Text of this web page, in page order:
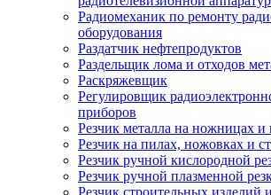
Радиомеханик по ремонту
оборудования
Раздатчик нефтепродуктов
Раздельщик лома и отходов
Раскряжевщик
Регулировщик
приборов
Резчик металла на ножницах и
Резчик на пилах, ножовках и
Резчик ручной кислородной
Резчик ручной плазменной
Резчик строительных изделий